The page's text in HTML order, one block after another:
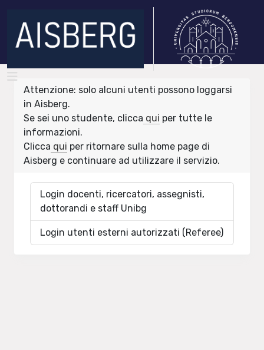
Attenzione: solo alcuni utenti possono loggarsi
in Aisberg.
Se sei uno studente, clicca qui per tutte le
informazioni.
Clicca qui per ritornare sulla home page di
Aisberg e continuare ad utilizzare il servizio.
Login docenti, ricercatori, assegnisti,
dottorandi e staff Unibg
Login utenti esterni autorizzati (Referee)